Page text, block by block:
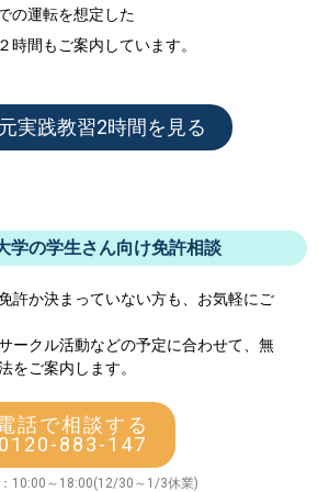
の運転を想定した
時間 もご案内しています。
実践教習2時間を見る
学の学生さん向け免許相談
許か決まっていない方も、お気軽にご
ークル活動などの予定に合わせて、無
をご案内します。
話で相談する
0120-883-147
10:00～18:00(12/30～1/3休業)